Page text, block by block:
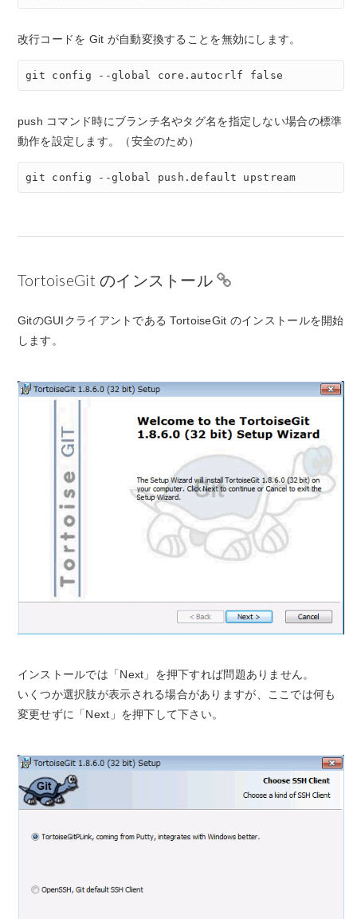
改行コードを Git が自動変換することを無効にします。
git config --global core.autocrlf false
push コマンド時にブランチ名やタグ名を指定しない場合の標準
動作を設定します。（安全のため）
git config --global push.default upstream
TortoiseGit のインストール
GitのGUIクライアントである TortoiseGit のインストールを開始
します。
インストールでは「Next」を押下すれば問題ありません。
いくつか選択肢が表示される場合がありますが、ここでは何も
変更せずに「Next」を押下して下さい。